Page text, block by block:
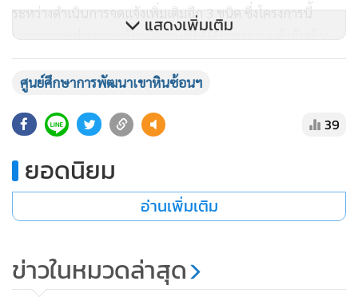
ระหว่างดำเนินการจดแจ้งเพิ่มเติมอีก 3 ชนิด ซึ่งโครงการนี้
นอกจากจะช่วยยกระดับผลิตภัณฑ์ให้ได้มาตรฐานแล้วยังสร้าง
มั่นใจให้แก่ผู้บริโภคอีกด้วย ซึ่งก็จะช่วยให้สร้างรายได้เสริมให้แก่
เกษตรกรในพื้นที่อีกด้วย
มิตรสัมพันธ์ หมู่ที่ 5 ตำบลบ้านซ่อง อำเภอพนมสารคาม จังหวัด
ปรัชญาของเศรษฐกิจพอเพียงมาเป็นแนวทางดำรงชีวิต สร้าง
อาชีพและรายได้ให้แก่ตนเองและสมาชิกในกลุ่ม มีการปลูกพืช
ให้เหมาะสมกับสภาพพื้นที่ ส่งเสริมสมาชิกปลูกพืชและนำ
มูลค่าเพิ่ม เช่น การทำปุ๋ยหมัก เป็นต้น
แสดงเพิ่มเติม
ศูนย์ศึกษาการพัฒนาเขาหินซ้อนฯ
39
ยอดนิยม
อ่านเพิ่มเติม
ข่าวในหมวดล่าสุด